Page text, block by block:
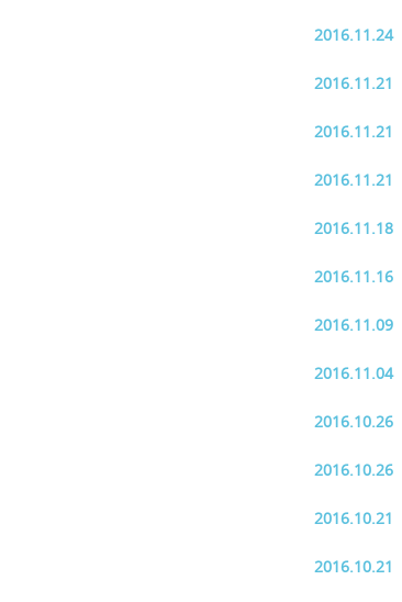
2016.11.24
2016.11.21
2016.11.21
2016.11.21
2016.11.18
2016.11.16
2016.11.09
2016.11.04
2016.10.26
2016.10.26
2016.10.21
2016.10.21